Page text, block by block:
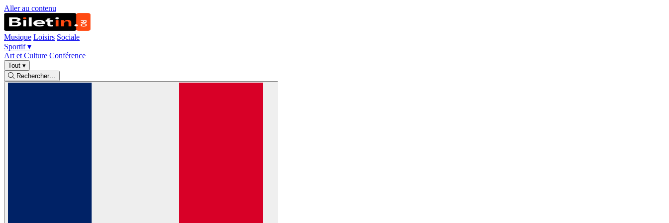
Aller au contenu
Musique Loisirs Sociale
Sportif▾
Art et Culture Conférence
Tout ▾
Rechercher…